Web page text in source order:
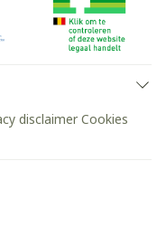
disclaimer Cookies